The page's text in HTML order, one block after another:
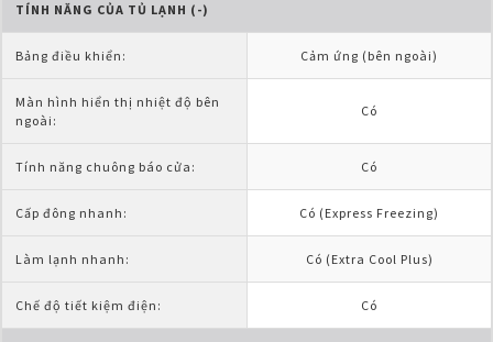
TÍNH NĂNG CỦA TỦ LẠNH (-)
Bảng điều khiển: Cảm ứng (bên ngoài)
Màn hình hiển thị nhiệt độ bên
ngoài:
Có
Tính năng chuông báo cửa: Có
Cấp đông nhanh: Có (Express Freezing)
Làm lạnh nhanh: Có (Extra Cool Plus)
Chế độ tiết kiệm điện: Có